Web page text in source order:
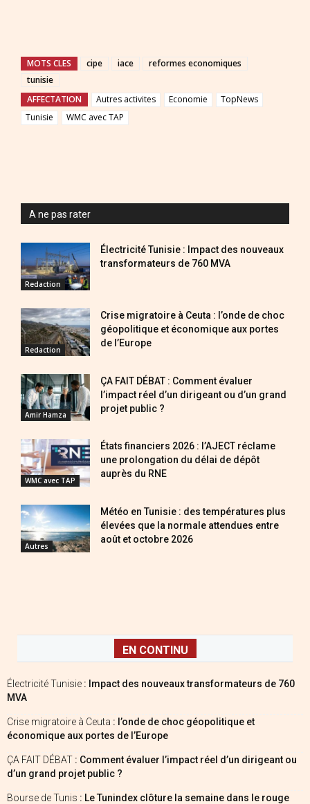
MOTS CLES cipe iace
reformes economiques
tunisie
AFFECTATION
Autres activites Economie
TopNews
Tunisie
WMC avec TAP
A ne pas rater
Redaction
Électricité Tunisie : Impact des nouveaux
transformateurs de 760 MVA
Redaction
Crise migratoire à Ceuta : l’onde de choc
géopolitique et économique aux portes
de l’Europe
Amir Hamza
ÇA FAIT DÉBAT : Comment évaluer
l’impact réel d’un dirigeant ou d’un grand
projet public ?
WMC avec TAP
États financiers 2026 : l’AJECT réclame
une prolongation du délai de dépôt
auprès du RNE
Autres
Météo en Tunisie : des températures plus
élevées que la normale attendues entre
août et octobre 2026
EN CONTINU
Électricité Tunisie : Impact des nouveaux transformateurs de 760
MVA
Crise migratoire à Ceuta : l’onde de choc géopolitique et
économique aux portes de l’Europe
ÇA FAIT DÉBAT : Comment évaluer l’impact réel d’un dirigeant ou
d’un grand projet public ?
Bourse de Tunis : Le Tunindex clôture la semaine dans le rouge